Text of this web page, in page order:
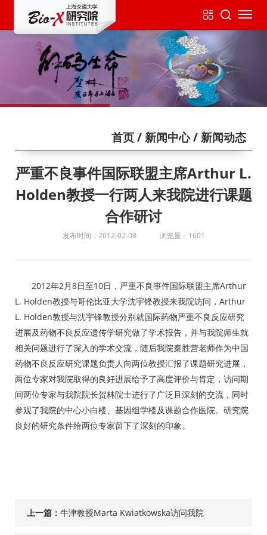
首页/ 新闻中心/ 新闻动态
严重不良事件国际联盟主席Arthur L.
Holden教授一行两人来我院进行课题
合作研讨
发布时间：2012-02-08 浏览量：1601
2012年2月8日至10日，严重不良事件国际联盟主席Arthur
L. Holden教授与哥伦比亚大学沈宇锋教授来我院访问，Arthur
L. Holden教授与沈宇锋教授分别就国际药物严重不良反应研究
进展及药物不良反应遗传学研究做了学术报告，并与我院师生就
相关问题进行了深入的学术交流，随后我院秦胜营老师作为中国
药物不良反应研究课题负责人向两位教授汇报了课题研究进展，
两位专家对我院取得的良好进展给予了高度评价与肯定，访问期
间两位专家与我院院长贺林院士进行了广泛且深刻的交流，同时
参观了我院的中心小白楼、基因组学楼及课题合作医院。研究院
良好的研究条件给两位专家留下了深刻的印象。
上一篇： 牛津教授Marta Kwiatkowska访问我院